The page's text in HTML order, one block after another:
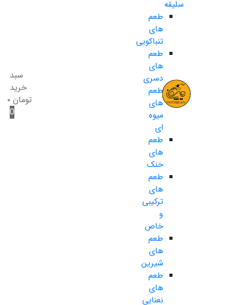
سلیقه
طعم
های
تنباکویی
طعم
های
دسری
طعم
های
میوه
ای
طعم
های
خنک
طعم
های
ترکیبی
و
خاص
طعم
های
شیرین
طعم
های
نعنایی
سبد
خرید
تومان ۰
0